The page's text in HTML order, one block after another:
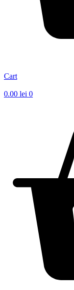
Cart
0.00 lei 0